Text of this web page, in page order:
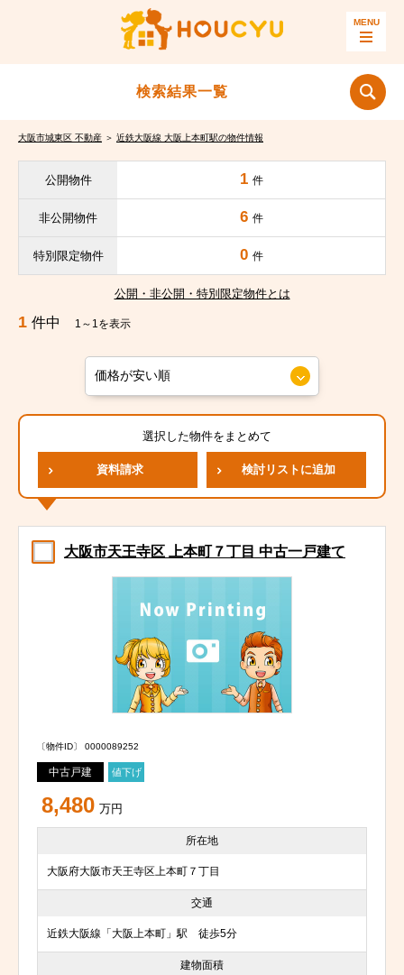
検索結果一覧
大阪市城東区 不動産 ＞ 近鉄大阪線 大阪上本町駅の物件情報
公開物件 1 件
非公開物件 6 件
特別限定物件 0 件
公開・非公開・特別限定物件とは
1 件中 1～1を表示
選択した物件をまとめて
資料請求 検討リストに追加
大阪市天王寺区 上本町７丁目 中古一戸建て
〔物件ID〕 0000089252
中古戸建 値下げ
8,480 万円
所在地
大阪府大阪市天王寺区上本町７丁目
交通
近鉄大阪線「大阪上本町」駅 徒歩5分
建物面積